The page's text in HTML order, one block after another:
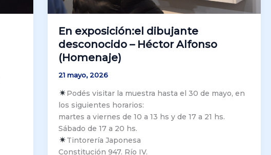
En exposición:el dibujante
desconocido – Héctor Alfonso
(Homenaje)
21 mayo, 2026
Podés visitar la muestra hasta el 30 de mayo, en
los siguientes horarios:
martes a viernes de 10 a 13 hs y de 17 a 21 hs.
Sábado de 17 a 20 hs.
Tintorería Japonesa
Constitución 947. Río IV.